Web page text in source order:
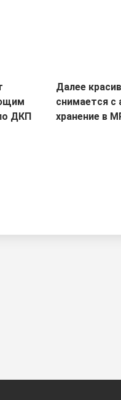
ДКП
Далее
снимается с
хранение в